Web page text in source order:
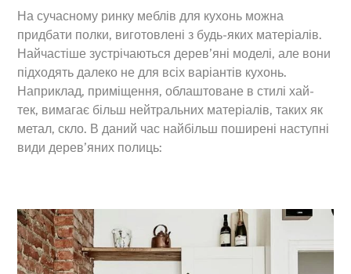
На сучасному ринку меблів для кухонь можна
придбати полки, виготовлені з будь-яких матеріалів.
Найчастіше зустрічаються дерев’яні моделі, але вони
підходять далеко не для всіх варіантів кухонь.
Наприклад, приміщення, облаштоване в стилі хай-
тек, вимагає більш нейтральних матеріалів, таких як
метал, скло. В даний час найбільш поширені наступні
види дерев’яних полиць: